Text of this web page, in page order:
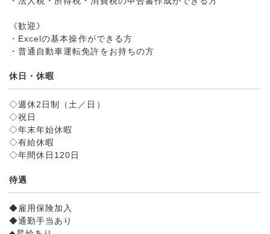
《歓迎》
・Excelの基本操作ができる方
・普通自動車運転免許をお持ちの方
休日・休暇
◇週休2日制（土／日）
◇祝日
◇年末年始休暇
◇有給休暇
◇年間休日120日
待遇
◆雇用保険加入
◆通勤手当あり